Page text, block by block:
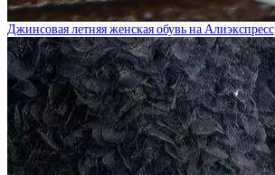
Джинсовая летняя женская обувь на Алиэкспресс